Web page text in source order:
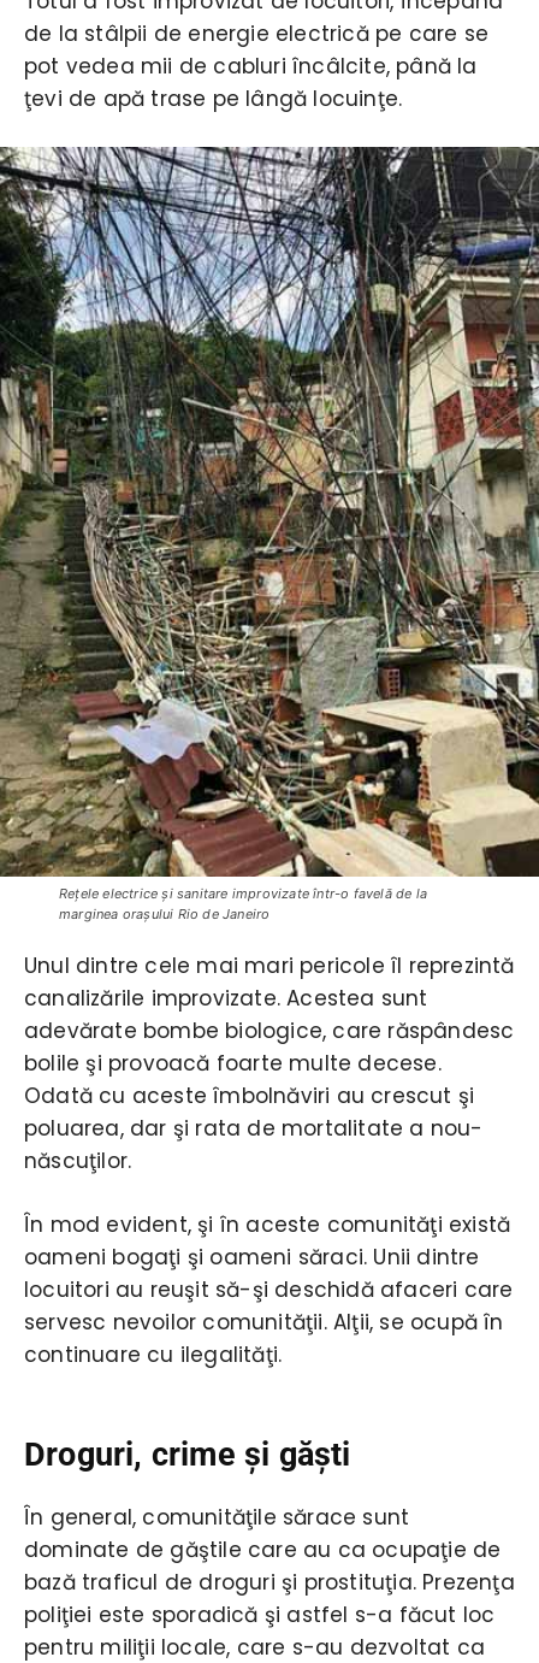
de la stâlpii de energie electrică pe care se
pot vedea mii de cabluri încâlcite, până la
ţevi de apă trase pe lângă locuinţe.
Reţele electrice şi sanitare improvizate într-o favelă de la
marginea oraşului Rio de Janeiro
Unul dintre cele mai mari pericole îl reprezintă
canalizările improvizate. Acestea sunt
adevărate bombe biologice, care răspândesc
bolile şi provoacă foarte multe decese.
Odată cu aceste îmbolnăviri au crescut şi
poluarea, dar şi rata de mortalitate a nou-
născuţilor.
În mod evident, şi în aceste comunităţi există
oameni bogaţi şi oameni săraci. Unii dintre
locuitori au reuşit să-şi deschidă afaceri care
servesc nevoilor comunităţii. Alţii, se ocupă în
continuare cu ilegalităţi.
Droguri, crime şi găşti
În general, comunităţile sărace sunt
dominate de găştile care au ca ocupaţie de
bază traficul de droguri şi prostituţia. Prezenţa
poliţiei este sporadică şi astfel s-a făcut loc
pentru miliţii locale, care s-au dezvoltat ca